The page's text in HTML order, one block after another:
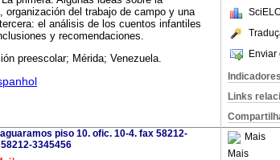
Enviar
Indicadores
Links
Mais
Mais
organización del trabajo de campo y una
el análisis de los cuentos infantiles
y recomendaciones.
preescolar; Mérida; Venezuela.
piso 10. ofic. 10-4. fax 58212-
3345456